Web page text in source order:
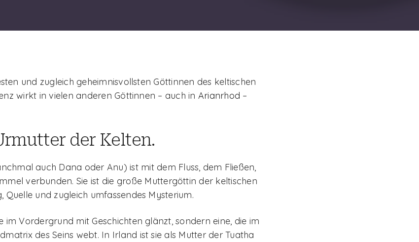
und zugleich geheimnisvollsten Göttinnen des keltischen
wirkt in vielen anderen Göttinnen – auch in Arianrhod –
der Kelten.
auch Dana oder Anu) ist mit dem Fluss, dem Fließen,
verbunden. Sie ist die große Muttergöttin der keltischen
Quelle und zugleich umfassendes Mysterium.
im Vordergrund mit Geschichten glänzt, sondern eine, die im
des Seins webt. In Irland ist sie als Mutter der Tuatha